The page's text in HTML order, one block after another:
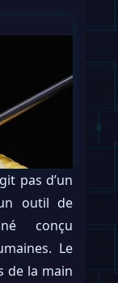
pas d’un
outil de
conçu
Le
de la main